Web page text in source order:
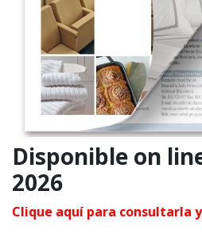
Disponible on
2026
Clique aquí para consultarla